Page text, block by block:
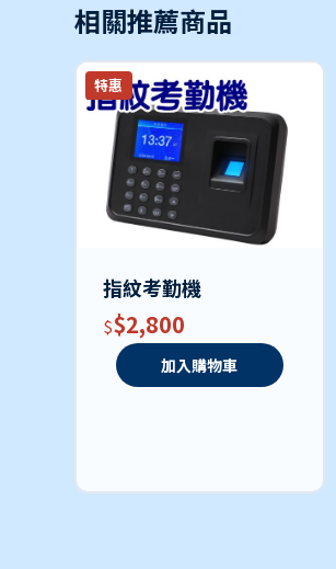
相關推薦商品
特惠
指紋考勤機
$2,800
加入購物車